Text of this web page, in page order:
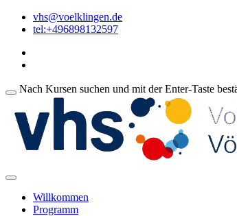
vhs@voelklingen.de
tel:+496898132597
Nach Kursen suchen und mit der Enter-Taste
Willkommen
Programm